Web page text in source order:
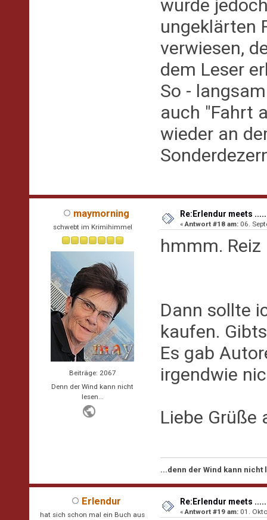
wurde
ungeklärten
verwiesen,
dem Leser
So -
auch "Fahrt
wieder an
maymorning
schwebt im Krimihimmel
Beiträge: 2067
Denn der Wind kann nicht
lesen...
Re:Erlendur meets .....
«Antwort #18 am: 06.
hmmm.
Dann sollte
kaufen.
Es gab
irgendwie
Liebe Grüße
...denn der Wind kann nicht
Erlendur
hat sich schon mal ein Buch aus
Re:Erlendur meets .....
«Antwort #19 am: 01.